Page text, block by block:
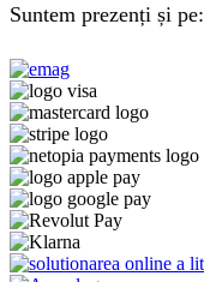
Suntem prezenți și pe: